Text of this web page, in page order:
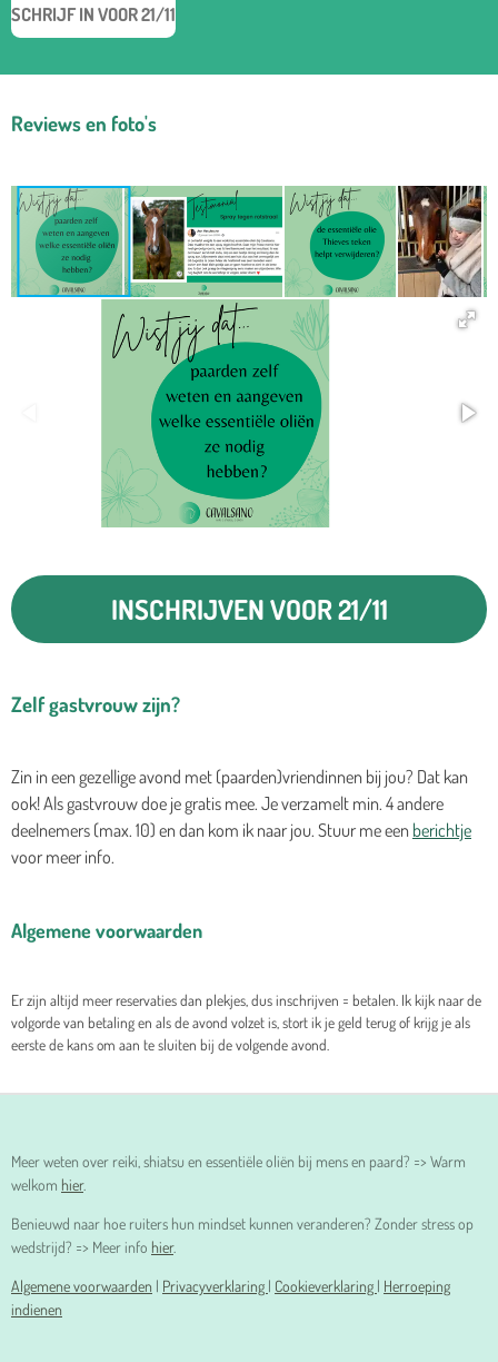
SCHRIJF IN VOOR 21/11
Reviews en foto's
INSCHRIJVEN VOOR 21/11
Zelf gastvrouw zijn?
Zin in een gezellige avond met (paarden)vriendinnen bij jou? Dat kan
ook! Als gastvrouw doe je gratis mee. Je verzamelt min. 4 andere
deelnemers (max. 10) en dan kom ik naar jou. Stuur me eenberichtje
voor meer info.
Algemene voorwaarden
Er zijn altijd meer reservaties dan plekjes, dus inschrijven = betalen. Ik kijk naar de
volgorde van betaling en als de avond volzet is, stort ik je geld terug of krijg je als
eerste de kans om aan te sluiten bij de volgende avond.
Meer weten over reiki, shiatsu en essentiële oliën bij mens en paard? => Warm
welkom hier.
Benieuwd naar hoe ruiters hun mindset kunnen veranderen? Zonder stress op
wedstrijd? => Meer info hier.
Algemene voorwaarden | Privacyverklaring | Cookieverklaring | Herroeping
indienen